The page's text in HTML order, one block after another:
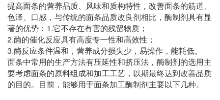
提高面条的营养品质、风味和质构特性，改善面条的筋道、
色泽、口感，与传统的面条品质改良剂相比，酶制剂具有显
著的优势： 1.它不存在有害的残留物质；
2.酶的催化反应具有高度专一性和高效性；
3.酶反应条件温和，营养成分损失少，易操作，能耗低。
面条中常用的生产方法有压延性和挤压法，酶制剂的选用主
要考虑面条的原料组成和加工工艺，以期最终达到改善品质
的目的。目前，能够用于面条加工酶制剂主要以下几种。